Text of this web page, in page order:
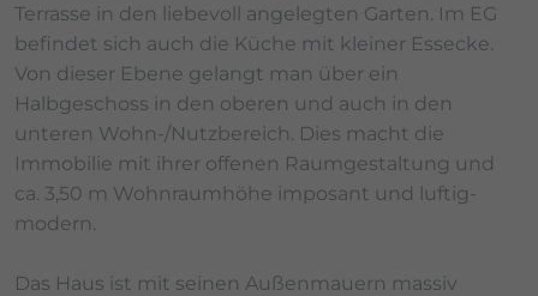
Terrasse in den liebevoll angelegten Garten. Im EG
befindet sich auch die Küche mit kleiner Essecke.
Von dieser Ebene gelangt man über ein
Halbgeschoss in den oberen und auch in den
unteren Wohn-/Nutzbereich. Dies macht die
Immobilie mit ihrer offenen Raumgestaltung und
ca. 3,50 m Wohnraumhöhe imposant und luftig-
modern.
Das Haus ist mit seinen Außenmauern massiv